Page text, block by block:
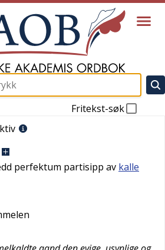
Fritekst-søk
perfektum partisipp av kalle